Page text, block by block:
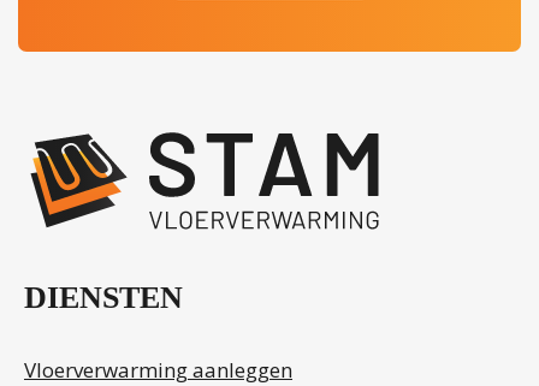
DIENSTEN
Vloerverwarming aanleggen